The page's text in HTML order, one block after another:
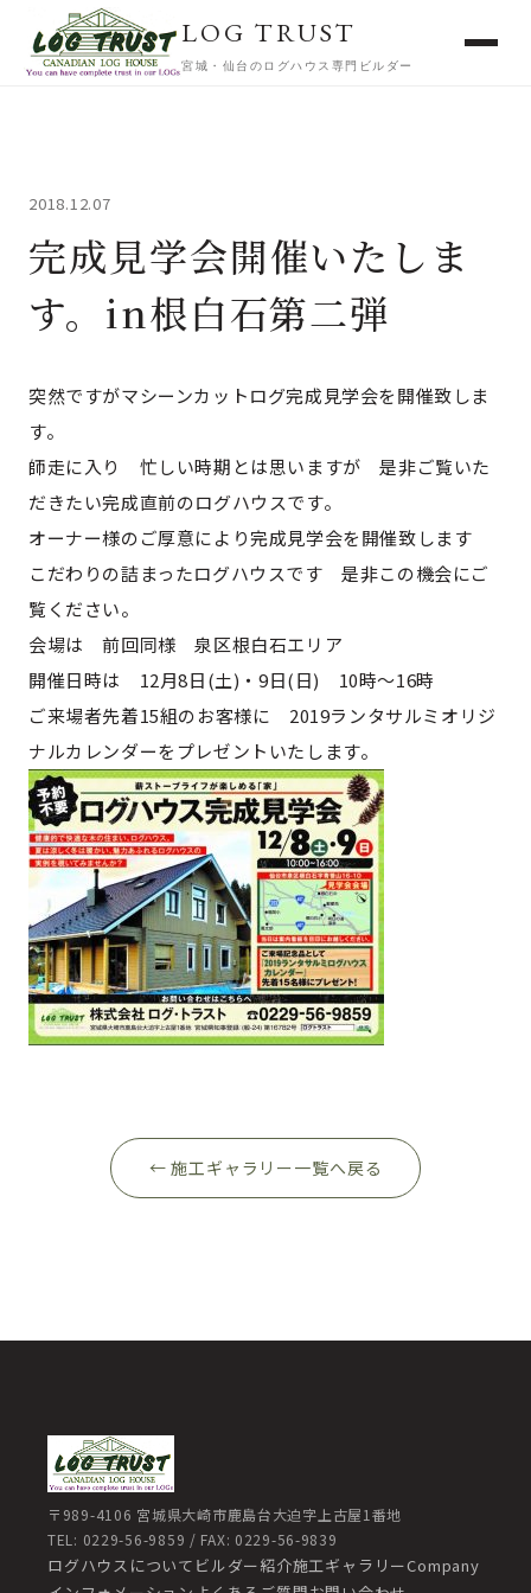
LOG TRUST
宮城・仙台のログハウス専門ビルダー
2018.12.07
完成見学会開催いたしま
す。in根白石第二弾
突然ですがマシーンカットログ完成見学会を開催致しま
す。
師走に入り 忙しい時期とは思いますが 是非ご覧いた
だきたい完成直前のログハウスです。
オーナー様のご厚意により完成見学会を開催致します
こだわりの詰まったログハウスです 是非この機会にご
覧ください。
会場は 前回同様 泉区根白石エリア
開催日時は 12月8日(土)・9日(日) 10時～16時
ご来場者先着15組のお客様に 2019ランタサルミオリジ
ナルカレンダーをプレゼントいたします。
← 施工ギャラリー一覧へ戻る
〒989-4106 宮城県大崎市鹿島台大迫字上古屋1番地
TEL: 0229-56-9859 / FAX: 0229-56-9839
ログハウスについて ビルダー紹介施工ギャラリーCompany